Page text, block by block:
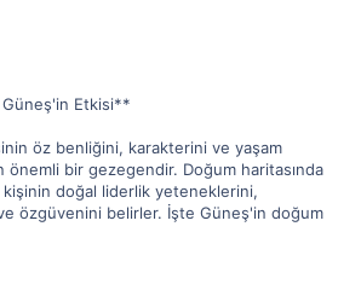
Güneş'in Etkisi**
öz benliğini, karakterini ve yaşam
önemli bir gezegendir. Doğum haritasında
doğal liderlik yeteneklerini,
ve özgüvenini belirler. İşte Güneş'in doğum